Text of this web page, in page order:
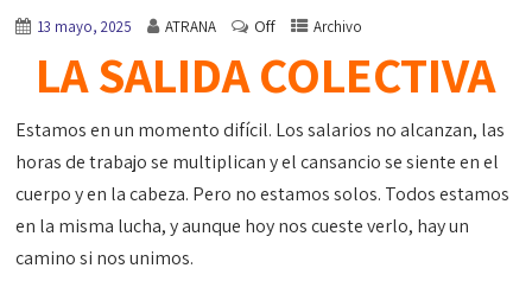
13 mayo, 2025 ATRANA Off Archivo
LA SALIDA COLECTIVA
Estamos en un momento difícil. Los salarios no alcanzan, las
horas de trabajo se multiplican y el cansancio se siente en el
cuerpo y en la cabeza. Pero no estamos solos. Todos estamos
en la misma lucha, y aunque hoy nos cueste verlo, hay un
camino si nos unimos.